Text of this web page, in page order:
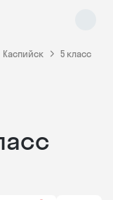
Каспийск 5 класс